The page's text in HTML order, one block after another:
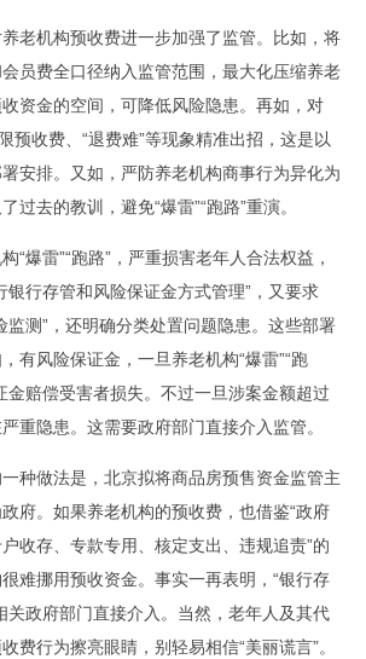
机构预收费进一步加强了监管。比如，将
员费全口径纳入监管范围，最大化压缩养老
资金的空间，可降低风险隐患。再如，对
预收费、“退费难”等现象精准出招，这是以
安排。又如，严防养老机构商事行为异化为
过去的教训，避免“爆雷”“跑路”重演。
雷”“跑路”，严重损害老年人合法权益，
银行存管和风险保证金方式管理”，又要求
监测”，还明确分类处置问题隐患。这些部署
有风险保证金，一旦养老机构“爆雷”“跑
金赔偿受害者损失。不过一旦涉案金额超过
重隐患。这需要政府部门直接介入监管。
做法是，北京拟将商品房预售资金监管主
府。如果养老机构的预收费，也借鉴“政府
收存、专款专用、核定支出、违规追责”的
难挪用预收资金。事实一再表明，“银行存
关政府部门直接介入。当然，老年人及其代
费行为擦亮眼睛，别轻易相信“美丽谎言”。